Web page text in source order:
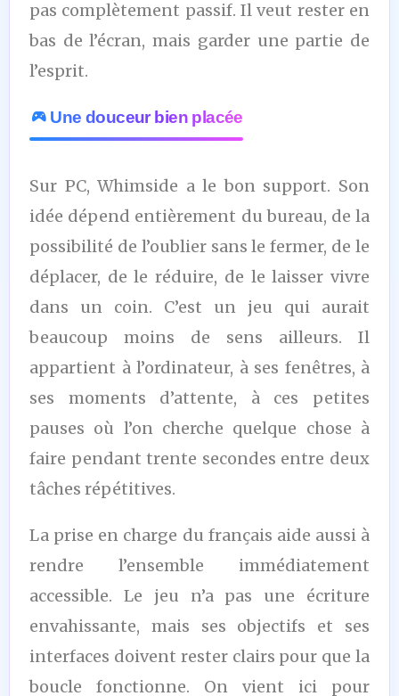
pas complètement passif. Il veut rester en
bas de l’écran, mais garder une partie de
l’esprit.
Une douceur bien placée
Sur PC, Whimside a le bon support. Son
idée dépend entièrement du bureau, de la
possibilité de l’oublier sans le fermer, de le
déplacer, de le réduire, de le laisser vivre
dans un coin. C’est un jeu qui aurait
beaucoup moins de sens ailleurs. Il
appartient à l’ordinateur, à ses fenêtres, à
ses moments d’attente, à ces petites
pauses où l’on cherche quelque chose à
faire pendant trente secondes entre deux
tâches répétitives.
La prise en charge du français aide aussi à
rendre l’ensemble immédiatement
accessible. Le jeu n’a pas une écriture
envahissante, mais ses objectifs et ses
interfaces doivent rester clairs pour que la
boucle fonctionne. On vient ici pour